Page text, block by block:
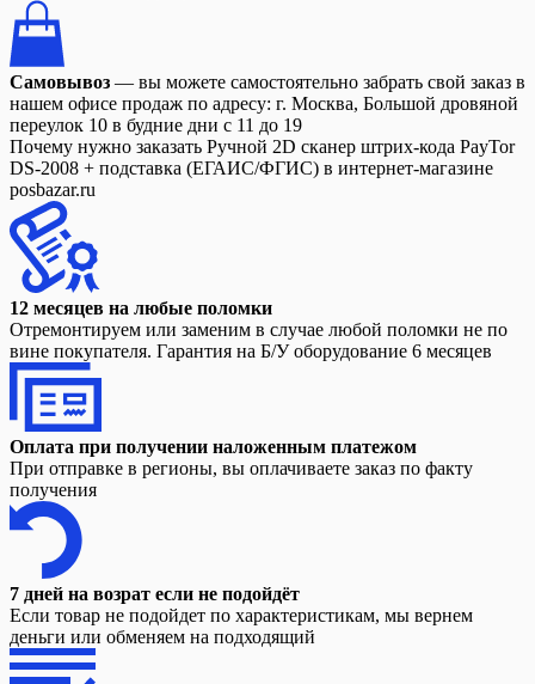
Самовывоз — вы можете самостоятельно забрать свой заказ в
нашем офисе продаж по адресу: г. Москва, Большой дровяной
переулок 10 в будние дни с 11 до 19
Почему нужно заказать Ручной 2D сканер штрих-кода PayTor
DS-2008 + подставка (ЕГАИС/ФГИС) в интернет-магазине
posbazar.ru
12 месяцев на любые поломки
Отремонтируем или заменим в случае любой поломки не по
вине покупателя. Гарантия на Б/У оборудование 6 месяцев
Оплата при получении наложенным платежом
При отправке в регионы, вы оплачиваете заказ по факту
получения
7 дней на возрат если не подойдёт
Если товар не подойдет по характеристикам, мы вернем
деньги или обменяем на подходящий